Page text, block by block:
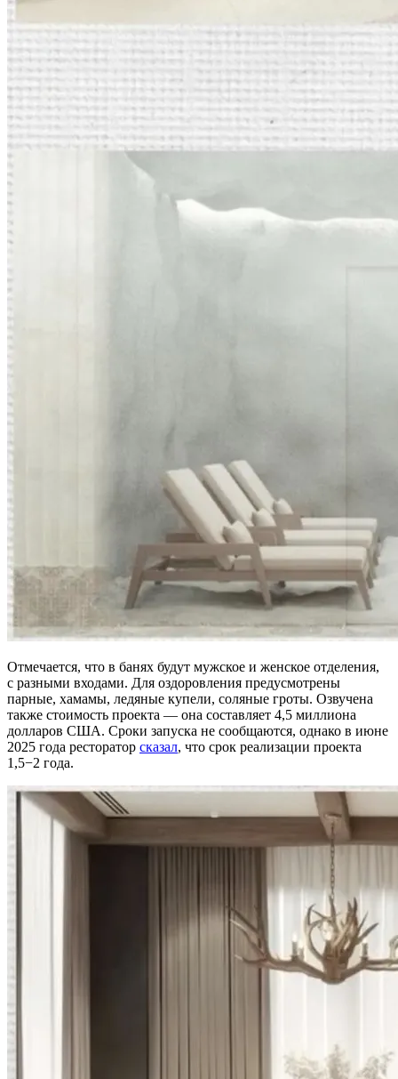
Отмечается, что в банях будут мужское и женское отделения,
с разными входами. Для оздоровления предусмотрены
парные, хамамы, ледяные купели, соляные гроты. Озвучена
также стоимость проекта — она составляет 4,5 миллиона
долларов США. Сроки запуска не сообщаются, однако в июне
2025 года ресторатор сказал, что срок реализации проекта
1,5−2 года.